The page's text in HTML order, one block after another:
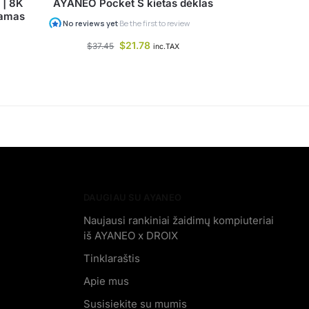
| 8K
AYANEO Pocket S kietas dėklas
$37.45 $21.78 inc.TAX
Naujausi rankiniai žaidimų kompiuteriai
iš AYANEO x DROIX
Tinklaraštis
Apie mus
Susisiekite su mumis